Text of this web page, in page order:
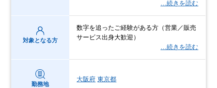
…続きを読む
対象となる方
数字を追ったご経験がある方（営業／販売
サービス出身大歓迎）
…続きを読む
勤務地
大阪府 東京都